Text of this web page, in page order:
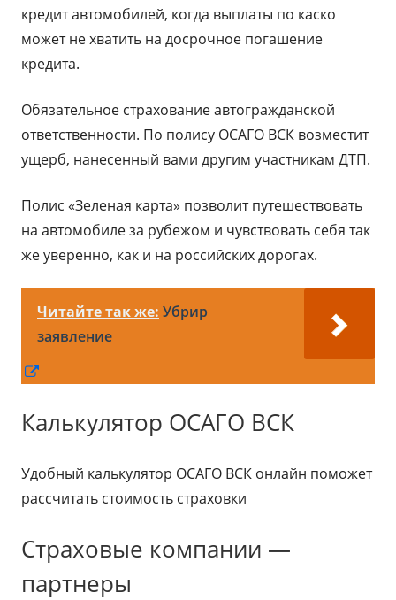
кредит автомобилей, когда выплаты по каско
может не хватить на досрочное погашение
кредита.
Обязательное страхование автогражданской
ответственности. По полису ОСАГО ВСК возместит
ущерб, нанесенный вами другим участникам ДТП.
Полис «Зеленая карта» позволит путешествовать
на автомобиле за рубежом и чувствовать себя так
же уверенно, как и на российских дорогах.
Читайте так же: Убрир
заявление
новом
Калькулятор ОСАГО ВСК
Удобный калькулятор ОСАГО ВСК онлайн поможет
рассчитать стоимость страховки
Страховые компании —
партнеры